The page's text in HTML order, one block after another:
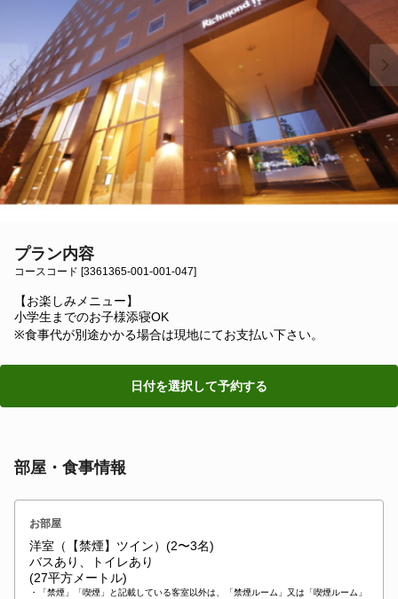
プラン内容
コースコード [3361365-001-001-047]
【お楽しみメニュー】
小学生までのお子様添寝OK
※食事代が別途かかる場合は現地にてお支払い下さい。
日付を選択して予約する
部屋・食事情報
お部屋
洋室（【禁煙】ツイン）(2〜3名)
バスあり、トイレあり
(27平方メートル)
・「禁煙」「喫煙」と記載している客室以外は、「禁煙ルーム」又は「喫煙ルーム」